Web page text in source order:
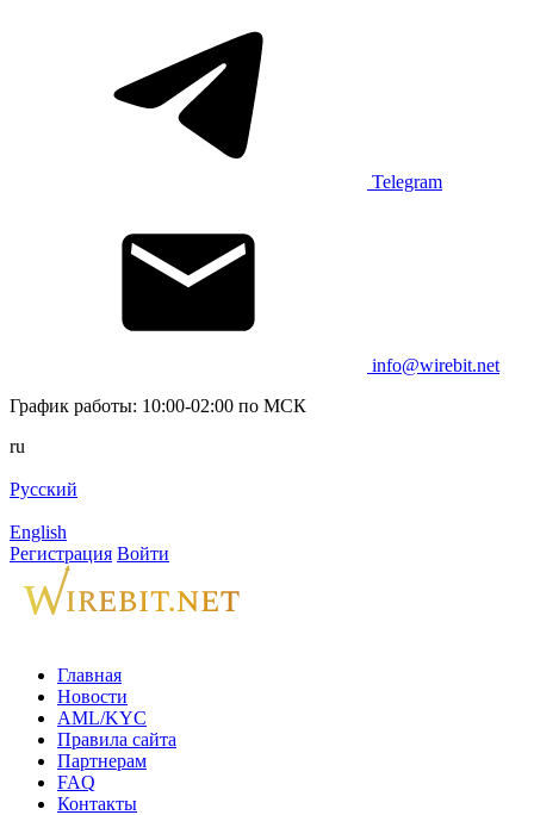
Telegram
info@wirebit.net
График работы: 10:00-02:00 по МСК
ru
Русский
English
Регистрация Войти
Главная
Новости
AML/KYC
Правила сайта
Партнерам
FAQ
Контакты